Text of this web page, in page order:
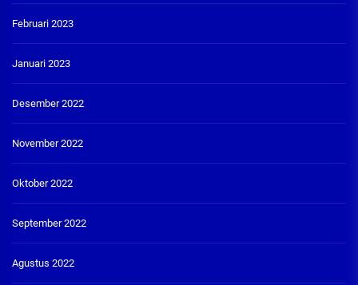
Februari 2023
Januari 2023
Desember 2022
November 2022
Oktober 2022
September 2022
Agustus 2022